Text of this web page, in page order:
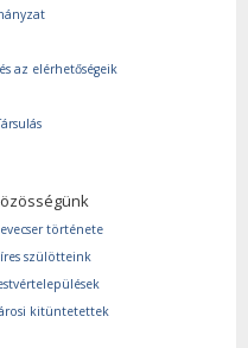
az elérhetőségeik
története
szülötteink
kitüntetettek